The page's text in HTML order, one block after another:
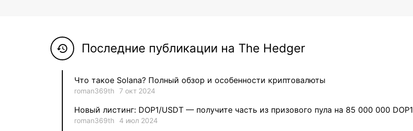
history Последние публикации на The Hedger
Что такое Solana? Полный обзор и особенности криптовалюты
roman369th 7 окт 2024
Новый листинг: DOP1/USDT — получите часть из призового пула на 85 000 000 DOP1
roman369th 4 июл 2024